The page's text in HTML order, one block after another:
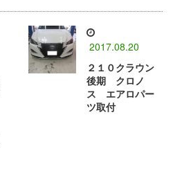
2017.08.20
２１０クラウン
後期 クロノ
ス エアロパー
ツ取付